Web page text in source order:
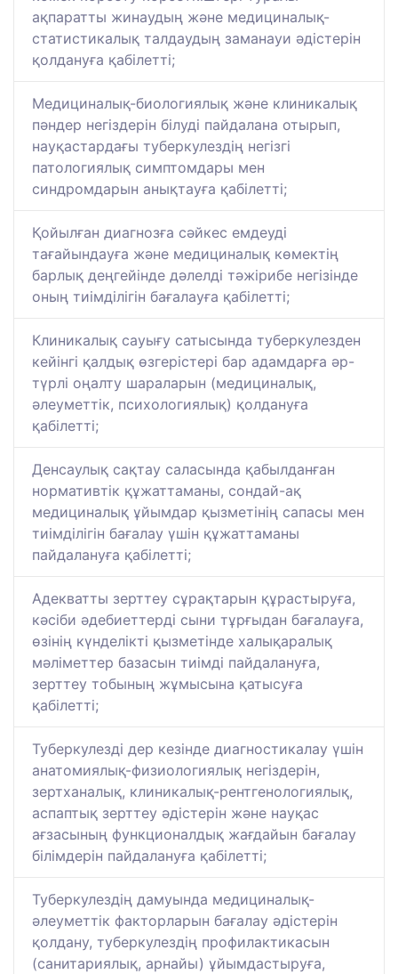
ақпаратты жинаудың және медициналық-
статистикалық талдаудың заманауи әдістерін
қолдануға қабілетті;
Медициналық-биологиялық және клиникалық
пәндер негіздерін білуді пайдалана отырып,
науқастардағы туберкулездің негізгі
патологиялық симптомдары мен
синдромдарын анықтауға қабілетті;
Қойылған диагнозға сәйкес емдеуді
тағайындауға және медициналық көмектің
барлық деңгейінде дәлелді тәжірибе негізінде
оның тиімділігін бағалауға қабілетті;
Клиникалық сауығу сатысында туберкулезден
кейінгі қалдық өзгерістері бар адамдарға әр-
түрлі оңалту шараларын (медициналық,
әлеуметтік, психологиялық) қолдануға
қабілетті;
Денсаулық сақтау саласында қабылданған
нормативтік құжаттаманы, сондай-ақ
медициналық ұйымдар қызметінің сапасы мен
тиімділігін бағалау үшін құжаттаманы
пайдалануға қабілетті;
Адекватты зерттеу сұрақтарын құрастыруға,
кәсіби әдебиеттерді сыни тұрғыдан бағалауға,
өзінің күнделікті қызметінде халықаралық
мәліметтер базасын тиімді пайдалануға,
зерттеу тобының жұмысына қатысуға
қабілетті;
Туберкулезді дер кезінде диагностикалау үшін
анатомиялық-физиологиялық негіздерін,
зертханалық, клиникалық-рентгенологиялық,
аспаптық зерттеу әдістерін және науқас
ағзасының функционалдық жағдайын бағалау
білімдерін пайдалануға қабілетті;
Туберкулездің дамуында медициналық-
әлеуметтік факторларын бағалау әдістерін
қолдану, туберкулездің профилактикасын
(санитариялық, арнайы) ұйымдастыруға,